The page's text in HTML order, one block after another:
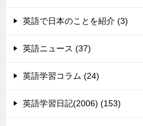
英語で日本のことを紹介 (3)
英語ニュース (37)
英語学習コラム (24)
英語学習日記(2006) (153)